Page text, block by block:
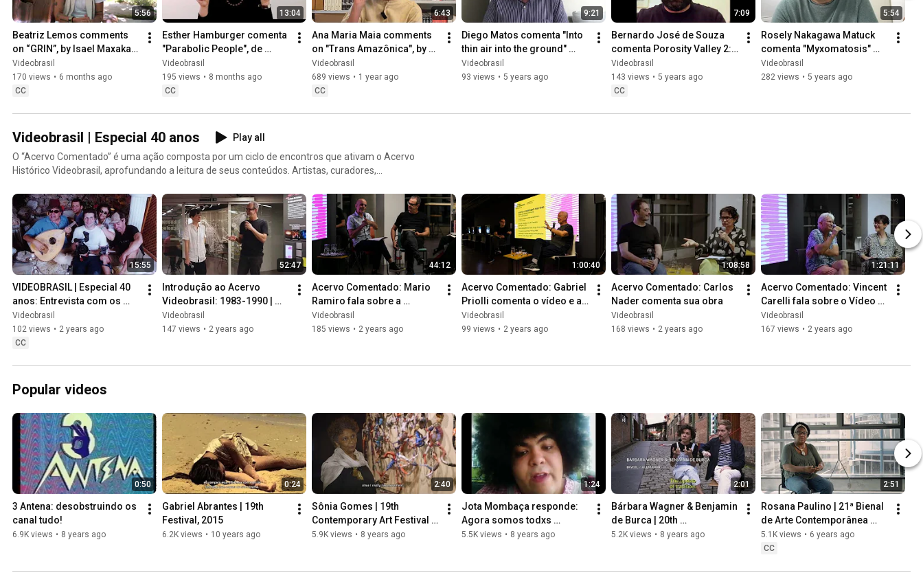
5:56
Beatriz Lemos comments
on “GRIN”, by Isael Maxakali
and Roney Freitas
Videobrasil
170 views • 6 months ago
CC
13:04
Esther Hamburger comenta
"Parabolic People", de
Sandra Kogut | Acervo
Comentado
Videobrasil
195 views • 8 months ago
CC
6:43
Ana Maria Maia comments
on "Trans Amazônica", by
Luciana Magno | Acervo
Comentado
Videobrasil
689 views • 1 year ago
CC
9:21
Diego Matos comenta "Into
thin air into the ground"
(2013), de Haig Aivazian
Videobrasil
93 views • 5 years ago
7:09
Bernardo José de Souza
comenta Porosity Valley 2:
Tricksters'Plot (2019), de
Ayoung Kim
Videobrasil
143 views • 5 years ago
CC
5:54
Rosely Nakagawa Matuck
comenta "Myxomatosis"
(2008), do artista cearense
Solon Ribeiro
Videobrasil
282 views • 5 years ago
Videobrasil | Especial 40 anos
Play all
O “Acervo Comentado” é uma ação composta por um ciclo de encontros que ativam o Acervo
Histórico Videobrasil, aprofundando a leitura de seus conteúdos. Artistas, curadores,
Videobrasil comentam períodos determinados de sua história e da produção de vídeo no Sul
Global. Os encontros integraram os Programas Públicos da 22ª Bienal Sesc_Videobrasil, no Sesc
24 de Maio, em diálogo com a exposição “Especial 40 anos”. Curada por Alessandra Bergamaschi
e Eduardo de Jesus, a mostra pode ser visitada em seu formato online:
https://videobrasil40anos.com.br/
15:55
VIDEOBRASIL | Especial 40
anos: Entrevista com os
curadores
Videobrasil
102 views • 2 years ago
CC
52:47
Introdução ao Acervo
Videobrasil: 1983-1990 |
Especial 40 anos
Videobrasil
147 views • 2 years ago
44:12
Acervo Comentado: Mario
Ramiro fala sobre a
produção de Rafael França
Videobrasil
185 views • 2 years ago
1:00:40
Acervo Comentado: Gabriel
Priolli comenta o vídeo e a
televisão nos anos 1980
Videobrasil
99 views • 2 years ago
1:08:58
Acervo Comentado: Carlos
Nader comenta sua obra
Videobrasil
168 views • 2 years ago
1:21:11
Acervo Comentado: Vincent
Carelli fala sobre o Vídeo
nas Aldeias
Videobrasil
167 views • 2 years ago
Popular videos
0:50
3 Antena: desobstruindo os
canal tudo!
6.9K views • 8 years ago
0:24
Gabriel Abrantes | 19th
Festival, 2015
6.2K views • 10 years ago
2:40
Sônia Gomes | 19th
Contemporary Art Festival
Sesc_Videobrasil
5.9K views • 8 years ago
1:24
Jota Mombaça responde:
Agora somos todxs
negrxs?
5.5K views • 8 years ago
2:01
Bárbara Wagner & Benjamin
de Burca | 20th
Contemporary Art Festival
5.2K views • 8 years ago
2:51
Rosana Paulino | 21ª Bienal
de Arte Contemporânea
Sesc_Videobrasil
5.1K views • 6 years ago
CC